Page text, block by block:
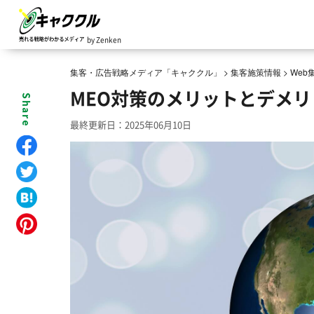
by Zenken
集客・広告戦略メディア「キャククル」 > 集客施策情報 > Web
MEO対策のメリットとデメ
最終更新日：2025年06月10日